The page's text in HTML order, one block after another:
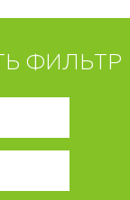
ФИЛЬТР